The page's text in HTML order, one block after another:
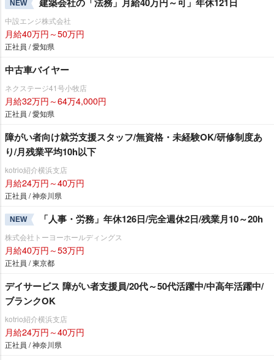
NEW
中設エンジ株式会社
月給40万円～50万円
正社員 / 愛知県
中古車バイヤー
ネクステージ41号小牧店
月給32万円～64万4,000円
正社員 / 愛知県
障がい者向け就労支援スタッフ/無資格・未経験OK/研修制度あ
り/月残業平均10h以下
kotrio紹介横浜支店
月給24万円～40万円
正社員 / 神奈川県
NEW 「人事・労務」年休126日/完全週休2日/残業月10～20h
株式会社トーヨーホールディングス
月給40万円～53万円
正社員 / 東京都
デイサービス 障がい者支援員/20代～50代活躍中/中高年活躍中/
ブランクOK
kotrio紹介横浜支店
月給24万円～40万円
正社員 / 神奈川県